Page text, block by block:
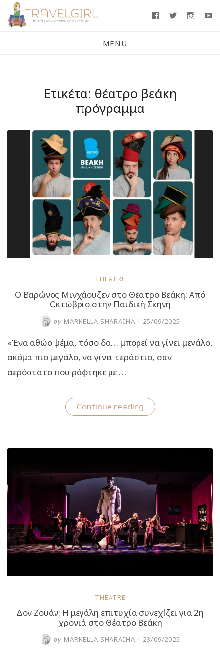
Skip
FacebookTwitter
MENU
Ετικέτα: θέατρο βεάκη
πρόγραμμα
THEATRE
Ο Βαρώνος Μινχάουζεν στο Θέατρο Βεάκη: Από
Οκτώβριο στην Παιδική Σκηνή
by MARKELLA SHARAIHA / 25/09/2025
«Ένα αθώο ψέμα, τόσο δα… μπορεί να γίνει μεγάλο,
ακόμα πιο μεγάλο, να γίνει τεράστιο, σαν
αερόστατο που ράφτηκε με …
Continue reading“Ο
Βαρώνος
Βεάκη:
Παιδική
Σκηνή”
THEATRE
Δον Ζουάν: Η μεγάλη επιτυχία συνεχίζει για 2η
χρονιά στο Θέατρο Βεάκη
by MARKELLA SHARAIHA / 23/09/2025